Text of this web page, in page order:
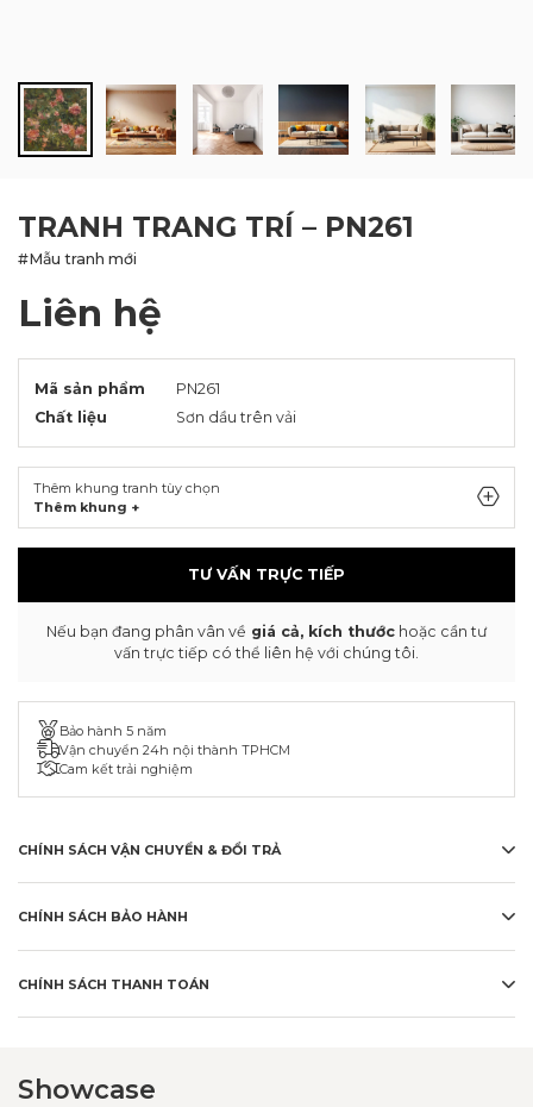
TRANH TRANG TRÍ – PN261
#Mẫu tranh mới
Liên hệ
Mã sản phẩm
PN261
Chất liệu
Sơn dầu trên vải
Thêm khung tranh tùy chọn
Thêm khung +
TƯ VẤN TRỰC TIẾP
Nếu bạn đang phân vân về giá cả, kích thước hoặc cần tư
vấn trực tiếp có thể liên hệ với chúng tôi.
Bảo hành 5 năm
Vận chuyển 24h nội thành TPHCM
Cam kết trải nghiệm
CHÍNH SÁCH VẬN CHUYỂN & ĐỔI TRẢ
CHÍNH SÁCH BẢO HÀNH
CHÍNH SÁCH THANH TOÁN
Showcase